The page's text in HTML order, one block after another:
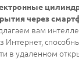
через
вам
Интернет,
в удаленном